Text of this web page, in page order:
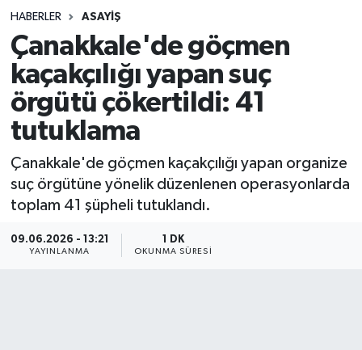
HABERLER ASAYIŞ
Çanakkale'de göçmen
kaçakçılığı yapan suç
örgütü çökertildi: 41
tutuklama
Çanakkale'de göçmen kaçakçılığı yapan organize
suç örgütüne yönelik düzenlenen operasyonlarda
toplam 41 şüpheli tutuklandı.
09.06.2026 - 13:21
YAYINLANMA
1 DK
OKUNMA SÜRESI
Spor
Teknoloji